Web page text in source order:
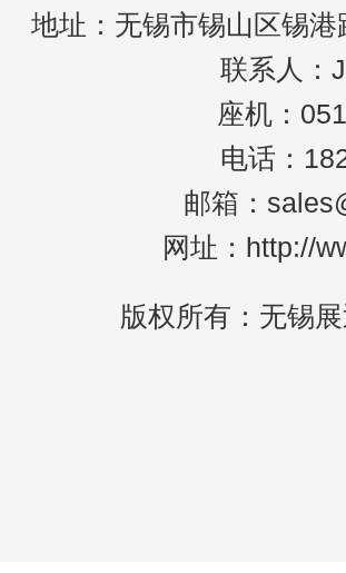
地址：无锡市锡山区锡
联系人：
座机：
电话：
邮箱：
网址：http://
版权所有：无锡